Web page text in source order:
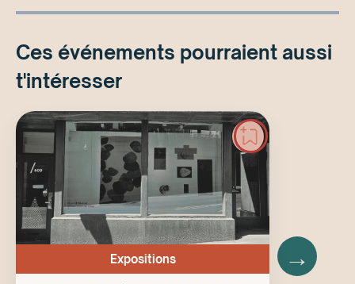
solitude que je leur ai fait une place. Un amas
dit-on pas que c’est avec des morceaux
d’hommes abîmés que l’on fabrique des
monstres ?
Ces événements pourraient aussi
t'intéresser
Expositions →